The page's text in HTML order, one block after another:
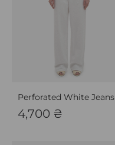
Perforated White Jeans
4,700 ₴